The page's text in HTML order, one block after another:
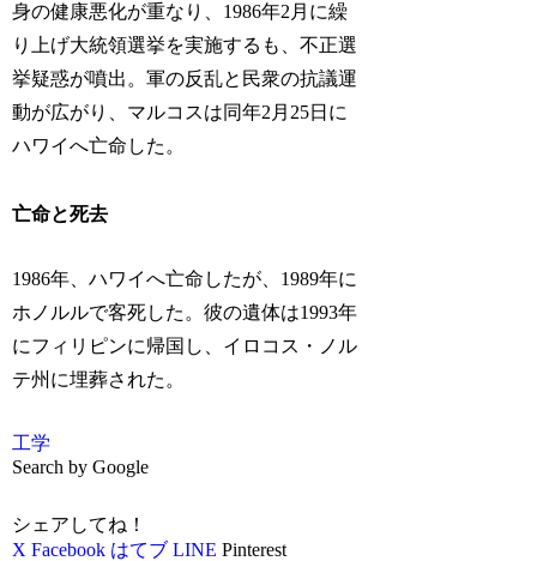
身の健康悪化が重なり、1986年2月に繰
り上げ大統領選挙を実施するも、不正選
挙疑惑が噴出。軍の反乱と民衆の抗議運
動が広がり、マルコスは同年2月25日に
ハワイへ亡命した。
亡命と死去
1986年、ハワイへ亡命したが、1989年に
ホノルルで客死した。彼の遺体は1993年
にフィリピンに帰国し、イロコス・ノル
テ州に埋葬された。
工学
Search by Google
シェアしてね！
X Facebook はてブ LINE Pinterest